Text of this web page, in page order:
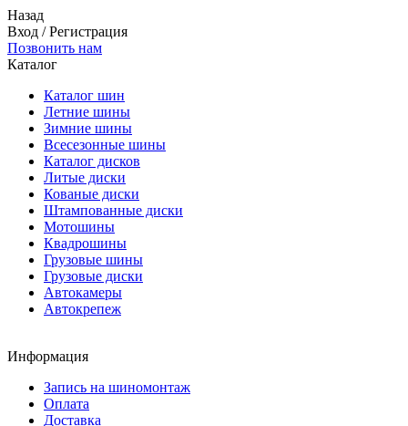
Назад
Вход /Регистрация
Позвонить нам
Каталог
Каталог шин
Летние шины
Зимние шины
Всесезонные шины
Каталог дисков
Литые диски
Кованые диски
Штампованные диски
Мотошины
Квадрошины
Грузовые шины
Грузовые диски
Автокамеры
Автокрепеж
Информация
Запись на шиномонтаж
Оплата
Доставка